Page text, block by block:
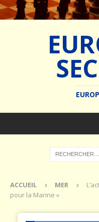
ACCUEIL MER
pour la Marine »